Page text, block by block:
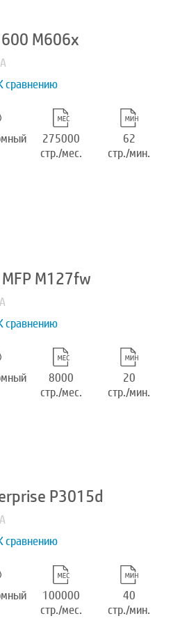
M606x
сравнению
275000
стр./мес.
62
стр./мин.
M127fw
сравнению
8000
стр./мес.
20
стр./мин.
P3015d
сравнению
100000
стр./мес.
40
стр./мин.